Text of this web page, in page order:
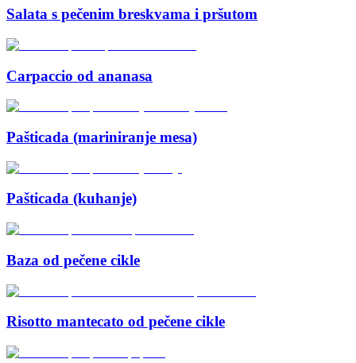
Salata s pečenim breskvama i pršutom
Carpaccio od ananasa
Pašticada (mariniranje mesa)
Pašticada (kuhanje)
Baza od pečene cikle
Risotto mantecato od pečene cikle